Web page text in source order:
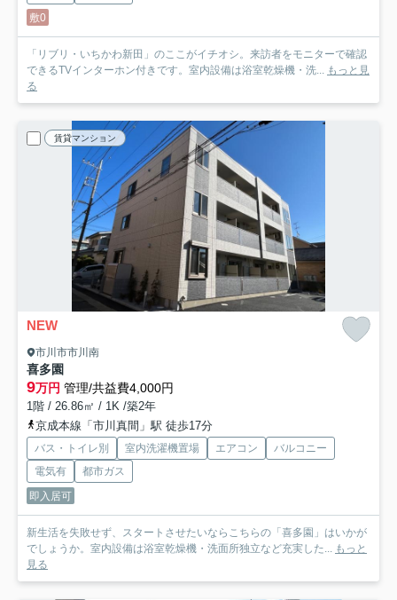
敷0
「リブリ・いちかわ新田」のここがイチオシ。来訪者をモニターで確認
できるTVインターホン付きです。室内設備は浴室乾燥機・洗... もっと見
る
賃貸マンション
NEW
市川市市川南
喜多園
9万円 管理/共益費4,000円
1階 / 26.86㎡ / 1K /築2年
京成本線「市川真間」駅 徒歩17分
バス・トイレ別 室内洗濯機置場 エアコン
バルコニー
電気有
都市ガス
即入居可
新生活を失敗せず、スタートさせたいならこちらの「喜多園」はいかが
でしょうか。室内設備は浴室乾燥機・洗面所独立など充実した... もっと
見る